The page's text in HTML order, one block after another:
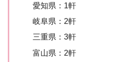
愛知県：1軒
岐阜県：2軒
三重県：3軒
富山県：2軒